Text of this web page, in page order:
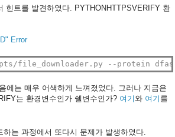
힌트를 발견하였다. PYTHONHTTPSVERIFY 환
Error
file_downloader.py --protein dfast
에는 매우 어색하게 느껴졌었다. 그러나 지금은
는 환경변수인가 쉘변수인가? 여기와 여기 를
는 과정에서 또다시 문제가 발생하였다.